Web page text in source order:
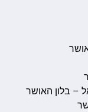
– בלון האושר